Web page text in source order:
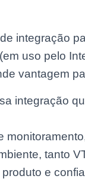
integração
uso pelo
vantagem
integração
tanto
e